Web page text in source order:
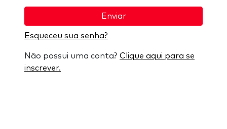
Enviar
Esqueceu sua senha?
Não possui uma conta? Clique aqui para se
inscrever.